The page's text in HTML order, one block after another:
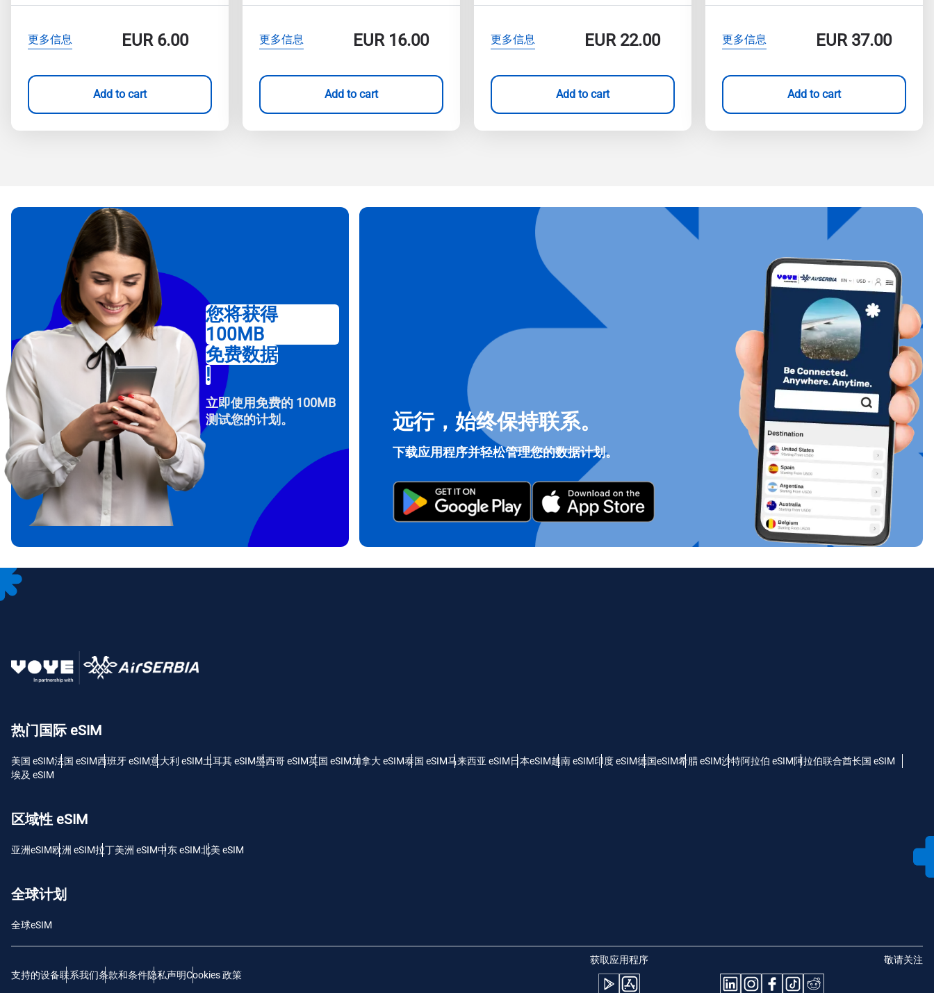
更多信息 EUR6.00
Add to cart
更多信息 EUR16.00
Add to cart
更多信息 EUR22.00
Add to cart
更多信息 EUR37.00
Add to cart
How do I get my eSim?
To get your eSIM, start by checking if your device supports eSIM technology.
Then, contact your mobile carrier to request an eSIM activation. They will
provide you with a QR code or activation details that you can scan or enter
in your device settings. Once activated, you can enjoy the benefits of eSIM
without needing a physical SIM card!
您将获得
100MB
免费数据
!
立即使用免费的 100MB
测试您的计划。
远行，始终保持联系。
下载应用程序并轻松管理您的数据计划。
热门国际 eSIM
美国 eSIM法国 eSIM西班牙 eSIM意大利 eSIM土耳其 eSIM墨西哥 eSIM英国 eSIM加拿大 eSIM泰国 eSIM马来西亚 eSIM日本eSIM越南 eSIM印度 eSIM德国eSIM希腊 eSIM沙特阿拉伯 eSIM阿拉伯联合酋长国 eSIM
埃及 eSIM
区域性 eSIM
亚洲eSIM欧洲 eSIM拉丁美洲 eSIM中东 eSIM北美 eSIM
全球计划
全球eSIM
支持的设备联系我们条款和条件隐私声明Cookies 政策
获取应用程序 敬请关注
登录或注册
电子邮件